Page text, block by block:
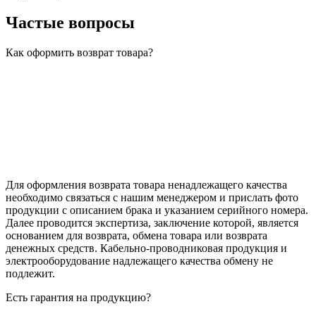
Частые вопросы
Как оформить возврат товара?
Для оформления возврата товара ненадлежащего качества
необходимо связаться с нашим менеджером и прислать фото
продукции с описанием брака и указанием серийного номера.
Далее проводится экспертиза, заключение которой, является
основанием для возврата, обмена товара или возврата
денежных средств. Кабельно-проводниковая продукция и
электрооборудование надлежащего качества обмену не
подлежит.
Есть гарантия на продукцию?